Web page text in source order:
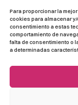
Para proporcionar la
cookies para almacenar
consentimiento a estas
comportamiento de
falta de consentimiento o
a determinadas